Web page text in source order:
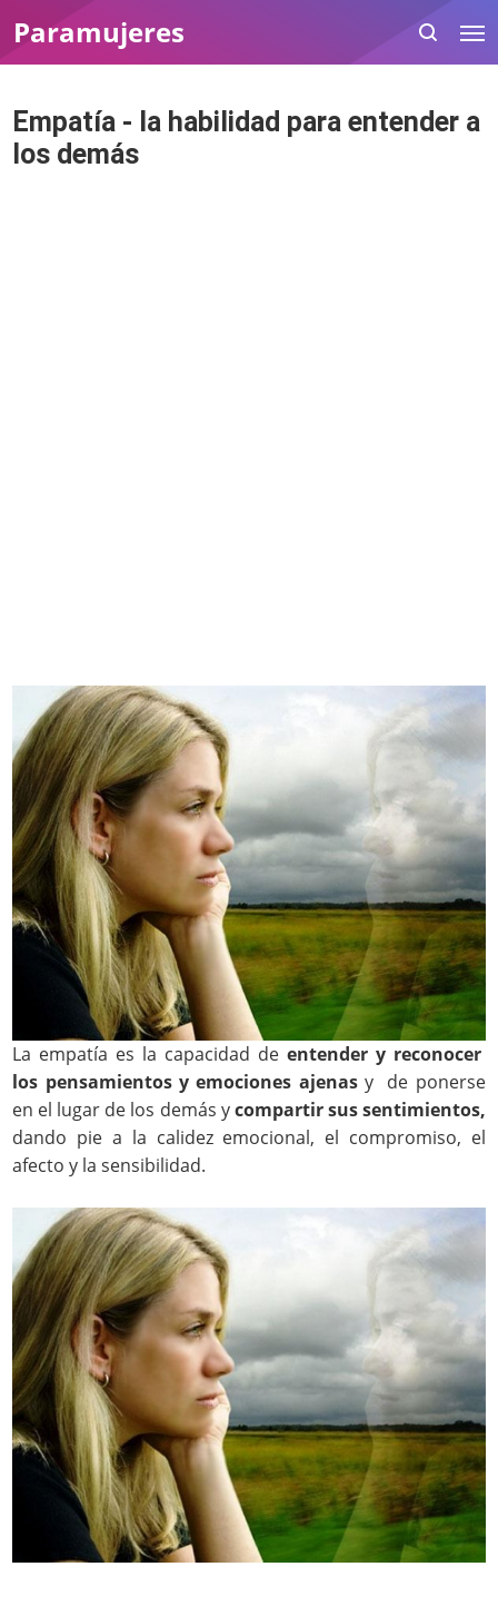
Paramujeres
Empatía - la habilidad para entender a
los demás
La empatía es la capacidad de entender y reconocer
los pensamientos y emociones ajenasy de ponerse
en el lugar de los demás ycompartir sus sentimientos,
dando pie a la calidez emocional, el compromiso, el
afecto y la sensibilidad.